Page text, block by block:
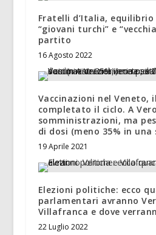
Fratelli d’Italia,
“giovani turchi” e
partito
16 Agosto 2022
Vaccinazioni nel Veneto,
completato il ciclo. A
somministrazioni, ma
di dosi (meno 35% in
19 Aprile 2021
Elezioni politiche: ecco
parlamentari avranno
Villafranca e dove
22 Luglio 2022